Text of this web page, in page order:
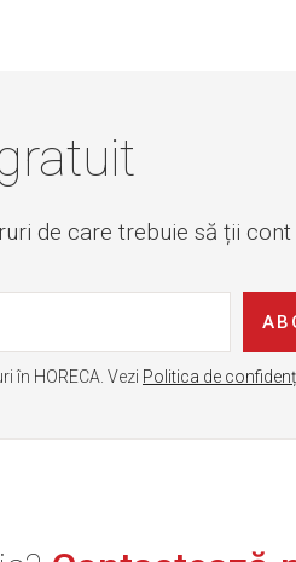
de care trebuie să ții
în HORECA. Vezi Politica de